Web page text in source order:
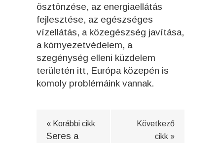
ösztönzése, az energiaellátás
fejlesztése, az egészséges
vízellátás, a közegészség javítása,
a környezetvédelem, a
szegénység elleni küzdelem
területén itt, Európa közepén is
komoly problémáink vannak.
« Korábbi cikk
Seres a
Következő
cikk »